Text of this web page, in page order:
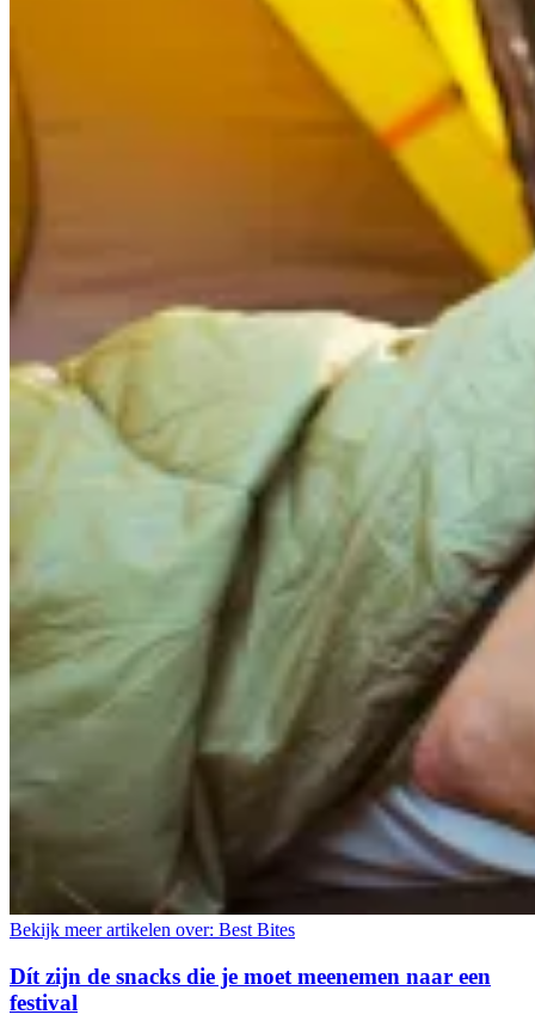
Bekijk meer artikelen over: Best Bites
Dít zijn de snacks die je moet meenemen naar een
festival